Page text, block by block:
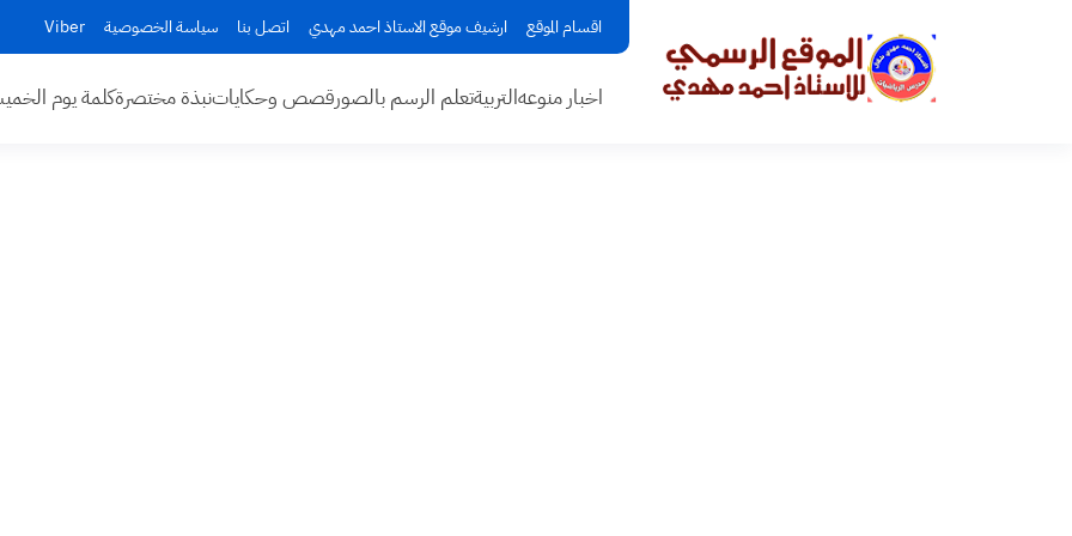
اقسام الموقع ارشيف موقع الاستاذ احمد مهدي اتصل بنا سياسة الخصوصية Viber
اخبار منوعهالتربيةتعلم الرسم بالصورقصص وحكاياتنبذة مختصرةكلمة يوم